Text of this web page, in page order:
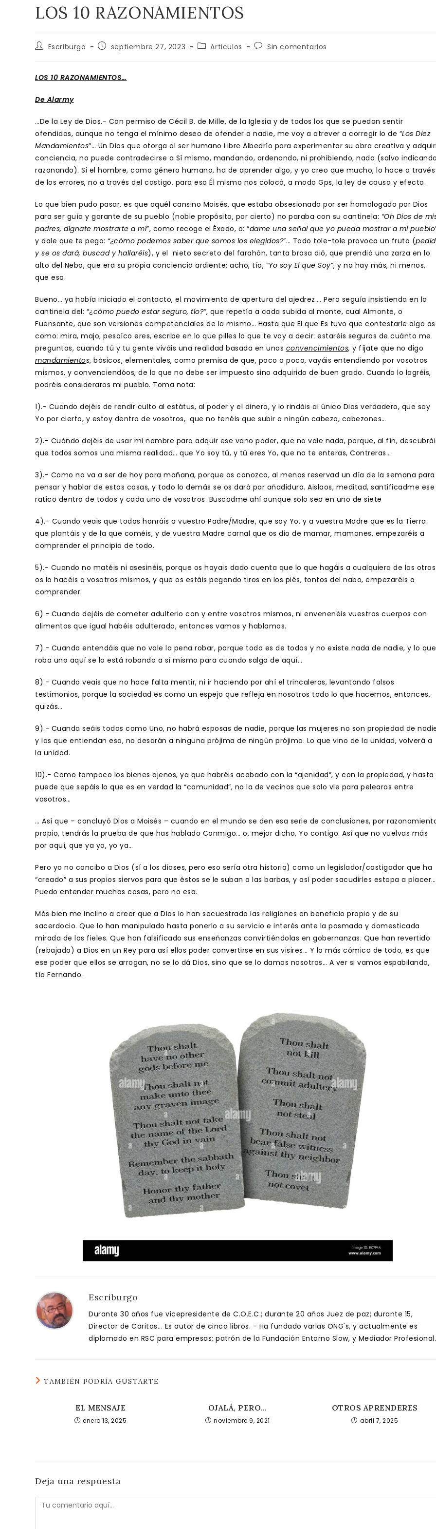
LOS 10 RAZONAMIENTOS
Autor
entrada:
Escriburgo
Publicación
entrada:
septiembre 27, 2023
Categoría
Articulos
Comentarios
Sin comentarios
LOS 10 RAZONAMIENTOS…
De Alarmy
…De la Ley de Dios.- Con permiso de Cécil B. de Mille, de la Iglesia y de todos los que se puedan sentir
ofendidos, aunque no tenga el mínimo deseo de ofender a nadie, me voy a atrever a corregir lo de “Los Diez
Mandamientos”… Un Dios que otorga al ser humano Libre Albedrío para experimentar su obra creativa y
conciencia, no puede contradecirse a Sí mismo, mandando, ordenando, ni prohibiendo, nada (salvo
razonando). Si el hombre, como género humano, ha de aprender algo, y yo creo que mucho, lo hace a través
de los errores, no a través del castigo, para eso Él mismo nos colocó, a modo Gps, la ley de causa y efecto.
Lo que bien pudo pasar, es que aquél cansino Moisés, que estaba obsesionado por ser homologado por Dios
para ser guía y garante de su pueblo (noble propósito, por cierto) no paraba con su cantinela: “Oh Dios de
padres, dígnate mostrarte a mí”, como recoge el Éxodo, o: “dame una señal que yo pueda mostrar a mi pueblo
y dale que te pego: “¿cómo podemos saber que somos los elegidos?”… Todo tole-tole provoca un fruto (pedid
y se os dará, buscad y hallaréis), y el nieto secreto del farahón, tanta brasa dió, que prendió una zarza en lo
alto del Nebo, que era su propia conciencia ardiente: acho, tío, “Yo soy El que Soy”, y no hay más, ni menos,
que eso.
Bueno… ya había iniciado el contacto, el movimiento de apertura del ajedrez…. Pero seguía insistiendo en la
cantinela del: “¿cómo puedo estar seguro, tío?”, que repetía a cada subida al monte, cual Almonte, o
Fuensante, que son versiones competenciales de lo mismo… Hasta que El que Es tuvo que contestarle algo
como: mira, majo, pesaíco eres, escribe en lo que pilles lo que te voy a decir: estaréis seguros de cuánto me
preguntas, cuando tú y tu gente viváis una realidad basada en unos convencimientos, y fíjate que no digo
mandamientos, básicos, elementales, como premisa de que, poco a poco, vayáis entendiendo por vosotros
mismos, y convenciendóos, de lo que no debe ser impuesto sino adquirido de buen grado. Cuando lo logréis,
podréis consideraros mi pueblo. Toma nota:
1).- Cuando dejéis de rendir culto al estátus, al poder y el dinero, y lo rindáis al único Dios verdadero, que soy
Yo por cierto, y estoy dentro de vosotros, que no tenéis que subir a ningún cabezo, cabezones…
2).- Cuándo dejéis de usar mi nombre para adquir ese vano poder, que no vale nada, porque, al fín,
que todos somos una misma realidad… que Yo soy tú, y tú eres Yo, que no te enteras, Contreras…
3).- Como no va a ser de hoy para mañana, porque os conozco, al menos reservad un día de la semana para
pensar y hablar de estas cosas, y todo lo demás se os dará por añadidura. Aislaos, meditad, santificadme ese
ratico dentro de todos y cada uno de vosotros. Buscadme ahí aunque solo sea en uno de siete
4).- Cuando veais que todos honráis a vuestro Padre/Madre, que soy Yo, y a vuestra Madre que es la Tierra
que plantáis y de la que coméis, y de vuestra Madre carnal que os dio de mamar, mamones, empezaréis a
comprender el principio de todo.
5).- Cuando no matéis ni asesinéis, porque os hayais dado cuenta que lo que hagáis a cualquiera de los otros
os lo hacéis a vosotros mismos, y que os estáis pegando tiros en los piés, tontos del nabo, empezaréis a
comprender.
6).- Cuando dejéis de cometer adulterio con y entre vosotros mismos, ni envenenéis vuestros cuerpos con
alimentos que igual habéis adulterado, entonces vamos y hablamos.
7).- Cuando entendáis que no vale la pena robar, porque todo es de todos y no existe nada de nadie, y lo que
roba uno aquí se lo está robando a sí mismo para cuando salga de aquí…
8).- Cuando veais que no hace falta mentir, ni ir haciendo por ahí el trincaleras, levantando falsos
testimonios, porque la sociedad es como un espejo que refleja en nosotros todo lo que hacemos, entonces,
quizás…
9).- Cuando seáis todos como Uno, no habrá esposas de nadie, porque las mujeres no son propiedad de
y los que entiendan eso, no desarán a ninguna prójima de ningún prójimo. Lo que vino de la unidad, volverá a
la unidad.
10).- Como tampoco los bienes ajenos, ya que habréis acabado con la “ajenidad”, y con la propiedad, y hasta
puede que sepáis lo que es en verdad la “comunidad”, no la de vecinos que solo vle para pelearos entre
vosotros…
… Así que – concluyó Dios a Moisés – cuando en el mundo se den esa serie de conclusiones, por
propio, tendrás la prueba de que has hablado Conmigo… o, mejor dicho, Yo contigo. Así que no vuelvas más
por aquí, que ya yo, yo ya…
Pero yo no concibo a Dios (sí a los dioses, pero eso sería otra historia) como un legislador/castigador que ha
“creado” a sus propios siervos para que éstos se le suban a las barbas, y así poder sacudirles estopa a placer…
Puedo entender muchas cosas, pero no esa.
Más bien me inclino a creer que a Dios lo han secuestrado las religiones en beneficio propio y de su
sacerdocio. Que lo han manipulado hasta ponerlo a su servicio e interés ante la pasmada y domesticada
mirada de los fieles. Que han falsificado sus enseñanzas convirtiéndolas en gobernanzas. Que han revertido
(rebajado) a Dios en un Rey para así ellos poder convertirse en sus visires… Y lo más cómico de todo, es que
ese poder que ellos se arrogan, no se lo dá Dios, sino que se lo damos nosotros… A ver si vamos espabilando,
tío Fernando.
Escriburgo
Durante 30 años fue vicepresidente de C.O.E.C.; durante 20 años Juez de paz; durante 15,
Director de Caritas... Es autor de cinco libros. - Ha fundado varias ONG's, y actualmente es
diplomado en RSC para empresas; patrón de la Fundación Entorno Slow, y Mediador Profesional.
TAMBIÉN PODRÍA GUSTARTE
EL MENSAJE
enero 13, 2025
OJALÁ, PERO…
noviembre 9, 2021
OTROS APRENDERES
abril 7, 2025
Deja una respuesta
Comentario